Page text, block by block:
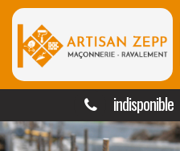
indisponible